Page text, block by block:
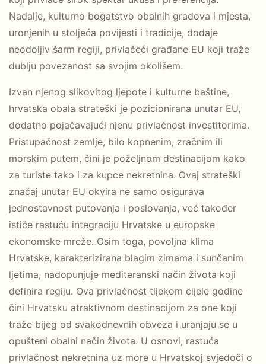
Nadalje, kulturno bogatstvo obalnih gradova i mjesta,
uronjenih u stoljeća povijesti i tradicije, dodaje
neodoljiv šarm regiji, privlačeći građane EU koji traže
dublju povezanost sa svojim okolišem.
Izvan njenog slikovitog ljepote i kulturne baštine,
hrvatska obala strateški je pozicionirana unutar EU,
dodatno pojačavajući njenu privlačnost investitorima.
Pristupačnost zemlje, bilo kopnenim, zračnim ili
morskim putem, čini je poželjnom destinacijom kako
za turiste tako i za kupce nekretnina. Ovaj strateški
značaj unutar EU okvira ne samo osigurava
jednostavnost putovanja i poslovanja, već također
ističe rastuću integraciju Hrvatske u europske
ekonomske mreže. Osim toga, povoljna klima
Hrvatske, karakterizirana blagim zimama i sunčanim
ljetima, nadopunjuje mediteranski način života koji
definira regiju. Ova privlačnost tijekom cijele godine
čini Hrvatsku atraktivnom destinacijom za one koji
traže bijeg od svakodnevnih obveza i uranjaju se u
opušteni obalni način života. U osnovi, rastuća
privlačnost nekretnina uz more u Hrvatskoj svjedoči o